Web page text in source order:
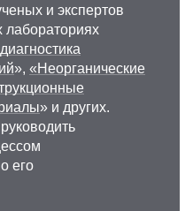
и экспертов
лабораториях
», «Неорганические
» и других.
его